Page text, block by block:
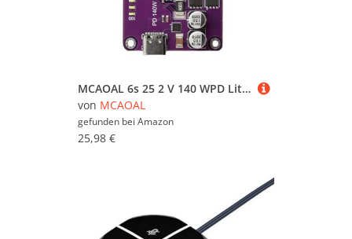
MCAOAL 6s 25 2 V 140 WPD Lithiums Batterieladmodul Für Studenten Und Forscher Die Strom Benötigen
von MCAOAL
gefunden bei Amazon
25,98 €